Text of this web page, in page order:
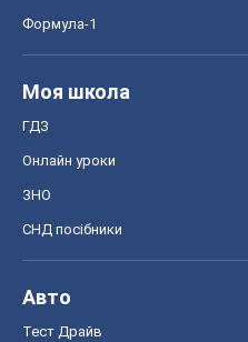
Формула-1
Моя школа
ГДЗ
Онлайн уроки
ЗНО
СНД посібники
Авто
Тест Драйв